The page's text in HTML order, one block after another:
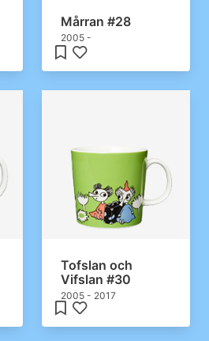
Mårran #28
2005 -
Tofslan och
Vifslan #30
2005 - 2017